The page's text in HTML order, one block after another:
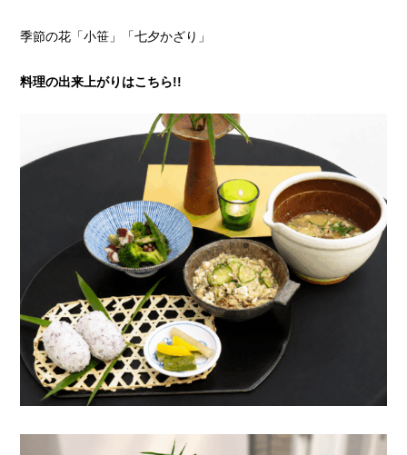
季節の花「小笹」「七夕かざり」
料理の出来上がりはこちら!!